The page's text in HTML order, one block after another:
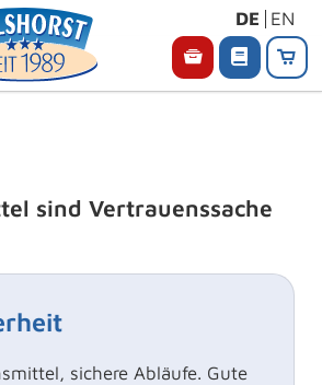
DE EN
sind Vertrauenssache
sichere Abläufe. Gute